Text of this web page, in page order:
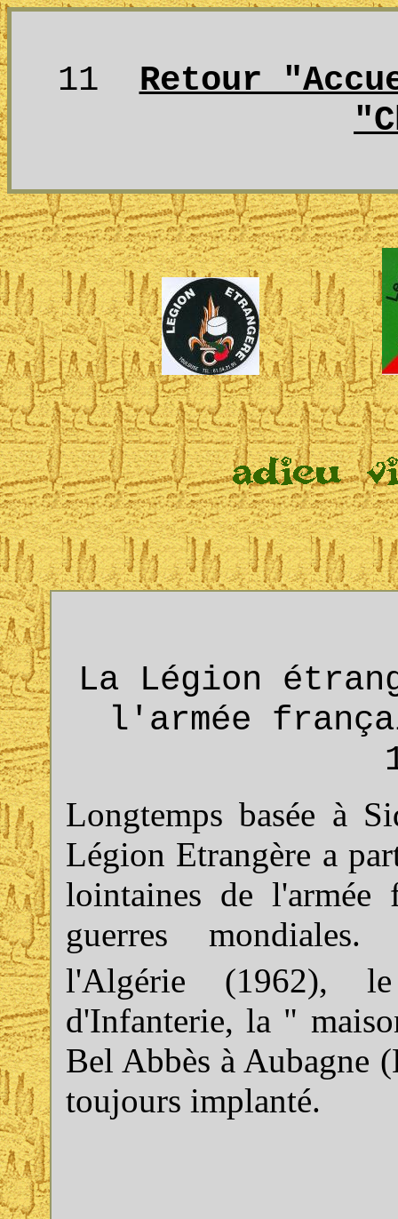
11Retour
La Légion
l'armée
Longtemps basée à
Légion Etrangère a
lointaines de l'armée
guerres
l'Algérie (1962),
d'Infanterie, la "
Bel Abbès à Aubagne
toujours implanté.